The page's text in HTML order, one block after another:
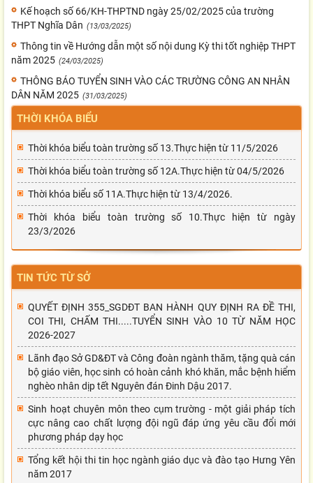
Kế hoạch số 66/KH-THPTND ngày 25/02/2025 của trường
THPT Nghĩa Dân (13/03/2025)
Thông tin về Hướng dẫn một số nội dung Kỳ thi tốt nghiệp THPT
năm 2025 (24/03/2025)
THÔNG BÁO TUYỂN SINH VÀO CÁC TRƯỜNG CÔNG AN NHÂN
DÂN NĂM 2025 (31/03/2025)
THỜI KHÓA BIỂU
Thời khóa biểu toàn trường số 13.Thực hiện từ 11/5/2026
Thời khóa biểu toàn trường số 12A.Thực hiện từ 04/5/2026
Thời khóa biểu số 11A.Thực hiện từ 13/4/2026.
Thời khóa biểu toàn trường số 10.Thực hiện từ ngày
23/3/2026
TIN TỨC TỪ SỞ
QUYẾT ĐỊNH 355_SGDĐT BAN HÀNH QUY ĐỊNH RA ĐỀ THI,
COI THI, CHẤM THI.....TUYỂN SINH VÀO 10 TỪ NĂM HỌC
2026-2027
Lãnh đạo Sở GD&ĐT và Công đoàn ngành thăm, tặng quà cán
bộ giáo viên, học sinh có hoàn cảnh khó khăn, mắc bệnh hiểm
nghèo nhân dịp tết Nguyên đán Đinh Dậu 2017.
Sinh hoạt chuyên môn theo cụm trường - một giải pháp tích
cực nâng cao chất lượng đội ngũ đáp ứng yêu cầu đổi mới
phương pháp dạy học
Tổng kết hội thi tin học ngành giáo dục và đào tạo Hưng Yên
năm 2017